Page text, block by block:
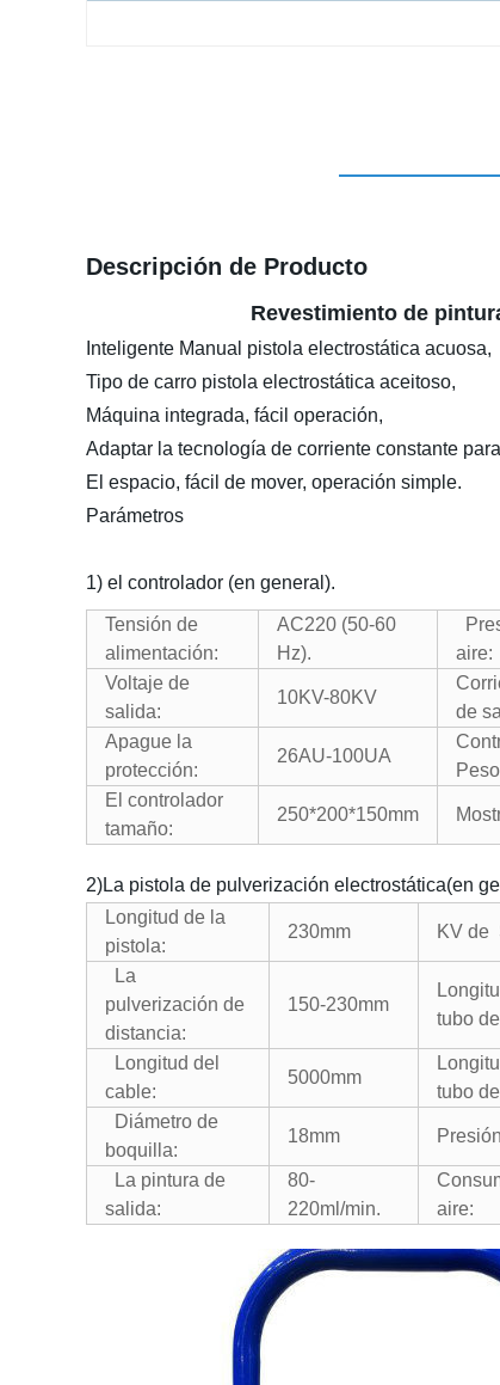
Descripción de Producto
Revestimiento de
Inteligente Manual pistola electrostática acuosa,
Tipo de carro pistola electrostática aceitoso,
Máquina integrada, fácil operación,
Adaptar la tecnología de corriente constante
El espacio, fácil de mover, operación simple.
Parámetros
1) el controlador (en general).
Tensión de
alimentación:
AC220 (50-60
Hz).
aire:
Voltaje de
salida:
10KV-80KV
de
Apague la
protección:
26AU-100UA
Peso
El controlador
tamaño:
250*200*150mm
2)La pistola de pulverización electrostática(en
Longitud de la
pistola:
230mm KV de
La
pulverización de
distancia:
150-230mm
tubo
Longitud del
cable:
5000mm
tubo
Diámetro de
boquilla:
18mm
La pintura de
salida:
80-
220ml/min.
aire: